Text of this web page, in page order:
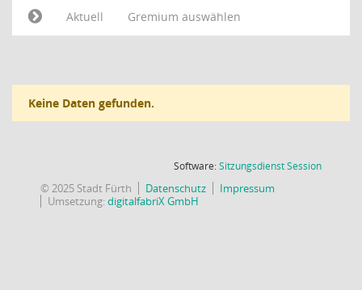
Aktuell
Gremium auswählen
Keine Daten gefunden.
Software:SitzungsdienstSession(Wird in
© 2025 Stadt Fürth Datenschutz
Impressum
Umsetzung:digitalfabriX GmbH